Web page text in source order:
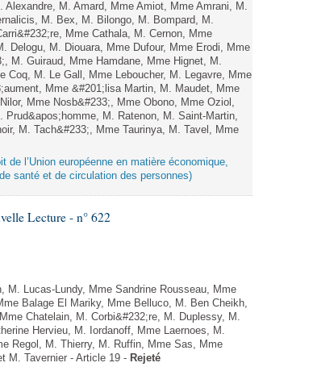
M. Amard, Mme Amiot, Mme Amrani, M.
M. Bex, M. Bilongo, M. Bompard, M.
Mme Cathala, M. Cernon, Mme
Delogu, M. Diouara, Mme Dufour, Mme Erodi, Mme
M. Guiraud, Mme Hamdane, Mme Hignet, M.
Coq, M. Le Gall, Mme Leboucher, M. Legavre, Mme
Mme &#201;lisa Martin, M. Maudet, Mme
Mme Nosb&#233;, Mme Obono, Mme Oziol,
M. Ratenon, M. Saint-Martin,
M. Tach&#233;, Mme Taurinya, M. Tavel, Mme
de l’Union européenne en matière économique,
santé et de circulation des personnes)
Lecture - n° 622
Lucas-Lundy, Mme Sandrine Rousseau, Mme
Balage El Mariky, Mme Belluco, M. Ben Cheikh,
Chatelain, M. Corbi&#232;re, M. Duplessy, M.
Hervieu, M. Iordanoff, Mme Laernoes, M.
Regol, M. Thierry, M. Ruffin, Mme Sas, Mme
M. Tavernier - Article 19 - Rejeté